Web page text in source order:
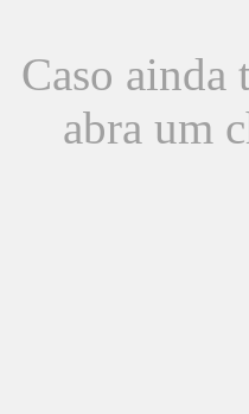
Caso ainda
abra um